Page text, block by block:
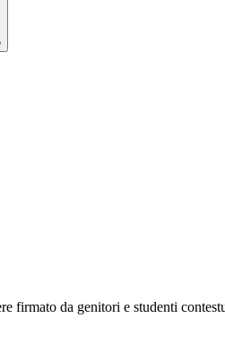
firmato da genitori e studenti